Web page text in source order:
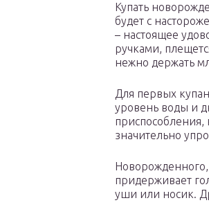
Купать
будет с
– настоящее
ручками,
нежно держать
Для первых
уровень воды и
значительно
придерживает
уши или носик.